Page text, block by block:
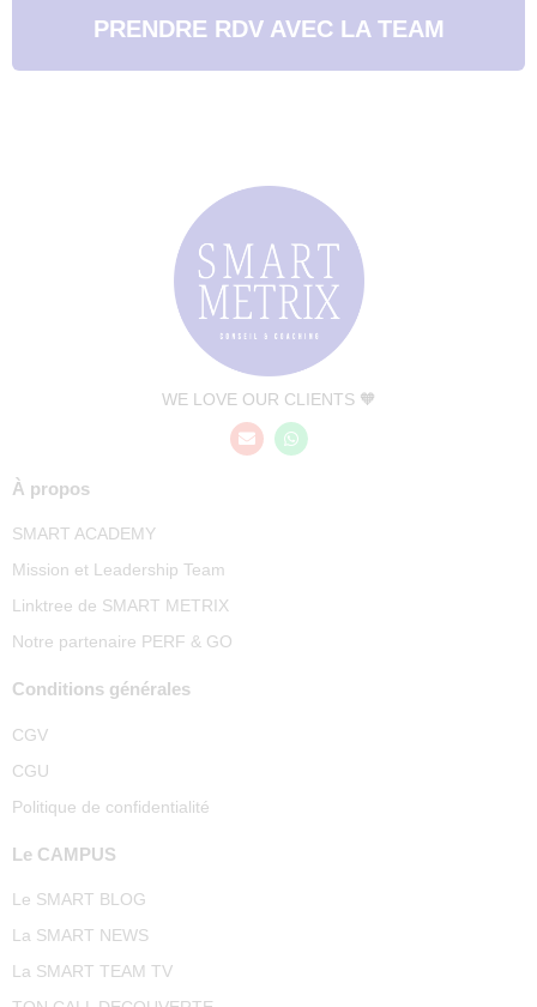
PRENDRE RDV AVEC LA TEAM
WE LOVE OUR CLIENTS 🧡
À propos
SMART ACADEMY
Mission et Leadership Team
Linktree de SMART METRIX
Notre partenaire PERF & GO
Conditions générales
CGV
CGU
Politique de confidentialité
Le CAMPUS
Le SMART BLOG
La SMART NEWS
La SMART TEAM TV